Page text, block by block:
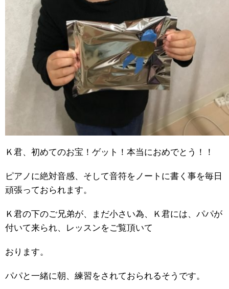
Ｋ君、初めてのお宝！ゲット！本当におめでとう！！
ピアノに絶対音感、そして音符をノートに書く事を毎日
頑張っておられます。
Ｋ君の下のご兄弟が、まだ小さい為、Ｋ君には、パパが
付いて来られ、レッスンをご覧頂いて
おります。
パパと一緒に朝、練習をされておられるそうです。